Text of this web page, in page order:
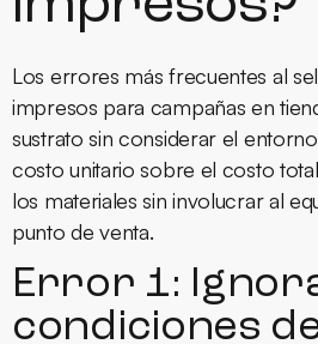
Los errores más frecuentes al
impresos para campañas en
sustrato sin considerar el
costo unitario sobre el costo
los materiales sin involucrar al
punto de venta.
Error 1:
condiciones